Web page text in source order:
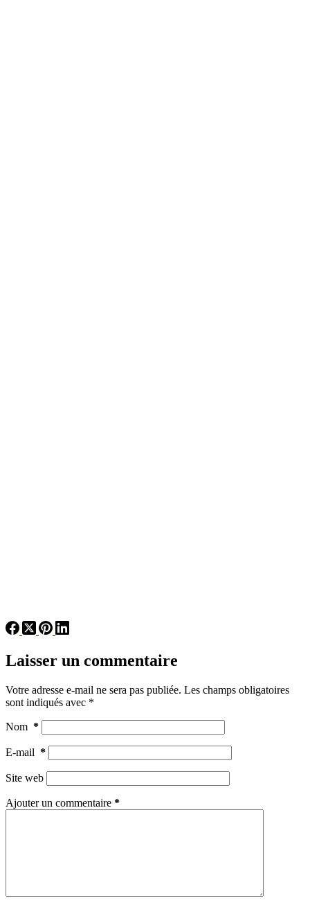
Laisser un commentaire
Votre adresse e-mail ne sera pas publiée. Les champs obligatoires
sont indiqués avec *
Nom *
E-mail *
Site web
Ajouter un commentaire *